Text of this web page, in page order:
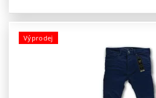
Výprodej